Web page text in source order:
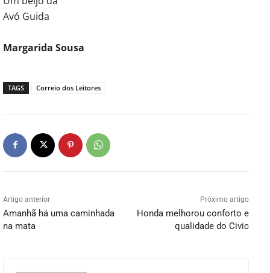
Avó Guida
Margarida Sousa
TAGS Correio dos Leitores
Artigo anterior
Amanhã há uma caminhada
na mata
Próximo artigo
Honda melhorou conforto e
qualidade do Civic